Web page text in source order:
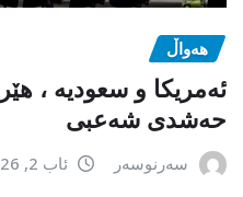
هەواڵ
ئەمریکا و سعودیە ،
حەشدی شەعبی
سەرنوسەر ئاب 2, 2026